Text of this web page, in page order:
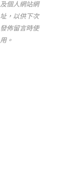
及個人網站網
址，以供下次
發佈留言時使
用。